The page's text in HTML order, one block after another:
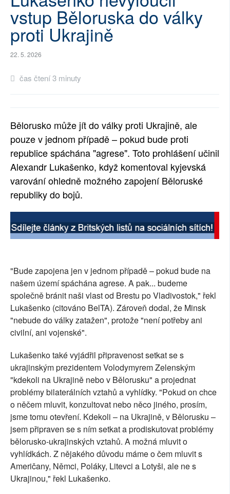
SOCIÁLNÍ SÍTĚ
RUBRIKY
PLNÁ VERZE STRÁNEK
vstup Běloruska do války
proti Ukrajině
22. 5. 2026
čas čtení 3 minuty
Bělorusko může jít do války proti Ukrajině, ale
pouze v jednom případě – pokud bude proti
republice spáchána "agrese". Toto prohlášení učinil
Alexandr Lukašenko, když komentoval kyjevská
varování ohledně možného zapojení Běloruské
republiky do bojů.
"Bude zapojena jen v jednom případě – pokud bude na
našem území spáchána agrese. A pak... budeme
společně bránit naši vlast od Brestu po Vladivostok," řekl
Lukašenko (citováno BelTA). Zároveň dodal, že Minsk
"nebude do války zatažen", protože "není potřeby ani
civilní, ani vojenské".
Lukašenko také vyjádřil připravenost setkat se s
ukrajinským prezidentem Volodymyrem Zelenským
"kdekoli na Ukrajině nebo v Bělorusku" a projednat
problémy bilaterálních vztahů a vyhlídky. "Pokud on chce
o něčem mluvit, konzultovat nebo něco jiného, prosím,
jsme tomu otevření. Kdekoli – na Ukrajině, v Bělorusku –
jsem připraven se s ním setkat a prodiskutovat problémy
bělorusko-ukrajinských vztahů. A možná mluvit o
vyhlídkách. Z nějakého důvodu máme o čem mluvit s
Američany, Němci, Poláky, Litevci a Lotyši, ale ne s
Ukrajinou," řekl Lukašenko.